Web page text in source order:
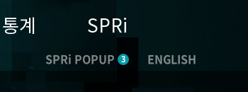
통계 SPRi
SPRi POPUP 3 ENGLISH